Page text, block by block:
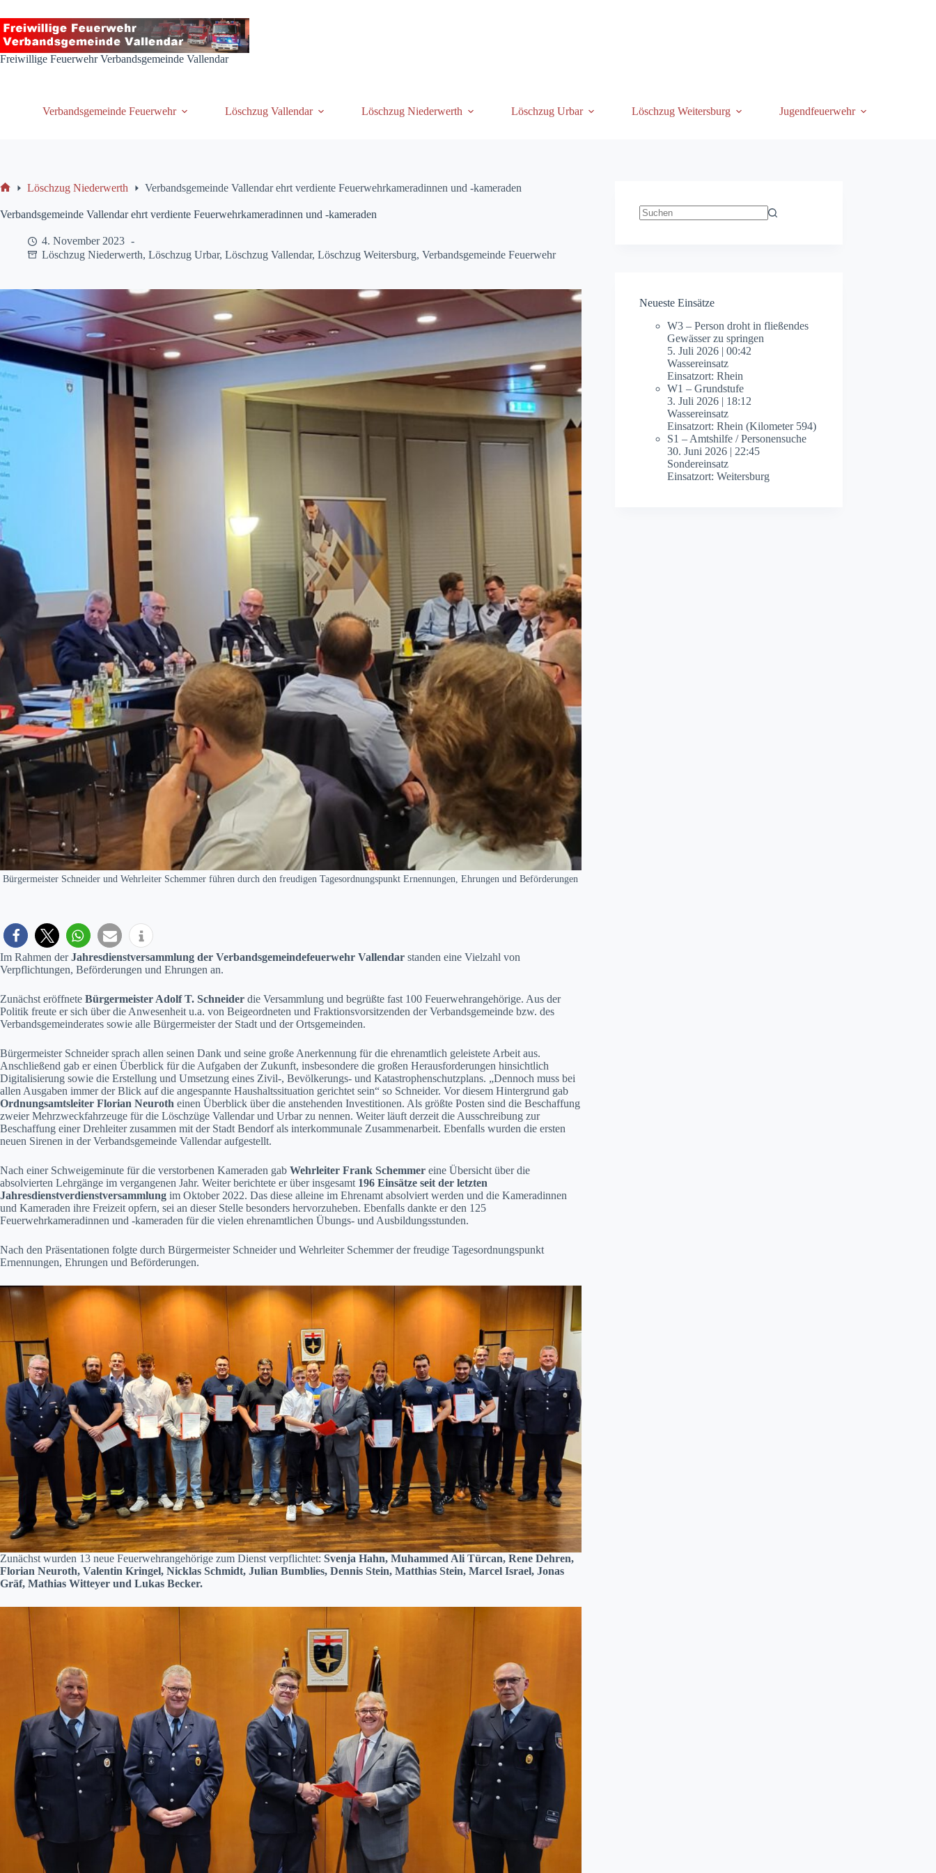
Inhalt
springen
Freiwillige Feuerwehr Verbandsgemeinde Vallendar
Verbandsgemeinde Feuerwehr Löschzug Vallendar Löschzug Niederwerth Löschzug Urbar Löschzug Weitersburg Jugendfeuerwehr
Löschzug Niederwerth Verbandsgemeinde Vallendar ehrt verdiente Feuerwehrkameradinnen und -kameraden
Verbandsgemeinde Vallendar ehrt verdiente Feuerwehrkameradinnen und -kameraden
4. November 2023
Löschzug Niederwerth, Löschzug Urbar, Löschzug Vallendar, Löschzug Weitersburg, Verbandsgemeinde Feuerwehr
Bürgermeister Schneider und Wehrleiter Schemmer führen durch den freudigen Tagesordnungspunkt Ernennungen, Ehrungen und Beförderungen
Im Rahmen derJahresdienstversammlung der Verbandsgemeindefeuerwehr Vallendar standen eine Vielzahl von
Verpflichtungen, Beförderungen und Ehrungen an.
Zunächst eröffnete Bürgermeister Adolf T. Schneider die Versammlung und begrüßte fast 100 Feuerwehrangehörige. Aus der
Politik freute er sich über die Anwesenheit u.a. von Beigeordneten und Fraktionsvorsitzenden der Verbandsgemeinde bzw. des
Verbandsgemeinderates sowie alle Bürgermeister der Stadt und der Ortsgemeinden.
Bürgermeister Schneider sprach allen seinen Dank und seine große Anerkennung für die ehrenamtlich geleistete Arbeit aus.
Anschließend gab er einen Überblick für die Aufgaben der Zukunft, insbesondere die großen Herausforderungen hinsichtlich
Digitalisierung sowie die Erstellung und Umsetzung eines Zivil-, Bevölkerungs- und Katastrophenschutzplans. „Dennoch muss bei
allen Ausgaben immer der Blick auf die angespannte Haushaltssituation gerichtet sein“ so Schneider. Vor diesem Hintergrund gab
Ordnungsamtsleiter Florian Neuroth einen Überblick über die anstehenden Investitionen. Als größte Posten sind die Beschaffung
zweier Mehrzweckfahrzeuge für die Löschzüge Vallendar und Urbar zu nennen. Weiter läuft derzeit die Ausschreibung zur
Beschaffung einer Drehleiter zusammen mit der Stadt Bendorf als interkommunale Zusammenarbeit. Ebenfalls wurden die ersten
neuen Sirenen in der Verbandsgemeinde Vallendar aufgestellt.
Nach einer Schweigeminute für die verstorbenen Kameraden gab Wehrleiter Frank Schemmer eine Übersicht über die
absolvierten Lehrgänge im vergangenen Jahr. Weiter berichtete er über insgesamt 196 Einsätze seit der letzten
Jahresdienstverdienstversammlung im Oktober 2022. Das diese alleine im Ehrenamt absolviert werden und die Kameradinnen
und Kameraden ihre Freizeit opfern, sei an dieser Stelle besonders hervorzuheben. Ebenfalls dankte er den 125
Feuerwehrkameradinnen und -kameraden für die vielen ehrenamtlichen Übungs- und Ausbildungsstunden.
Nach den Präsentationen folgte durch Bürgermeister Schneider und Wehrleiter Schemmer der freudige Tagesordnungspunkt
Ernennungen, Ehrungen und Beförderungen.
Zunächst wurden 13 neue Feuerwehrangehörige zum Dienst verpflichtet: Svenja Hahn, Muhammed Ali Türcan, Rene Dehren,
Florian Neuroth, Valentin Kringel, Nicklas Schmidt, Julian Bumblies, Dennis Stein, Matthias Stein, Marcel Israel, Jonas
Gräf, Mathias Witteyer und Lukas Becker.
Neueste Einsätze
W3 – Person droht in fließendes
Gewässer zu springen
5. Juli 2026 |00:42
Wassereinsatz
Einsatzort: Rhein
W1 – Grundstufe
3. Juli 2026 | 18:12
Wassereinsatz
Einsatzort: Rhein (Kilometer 594)
S1 – Amtshilfe / Personensuche
30. Juni 2026 | 22:45
Sondereinsatz
Einsatzort: Weitersburg